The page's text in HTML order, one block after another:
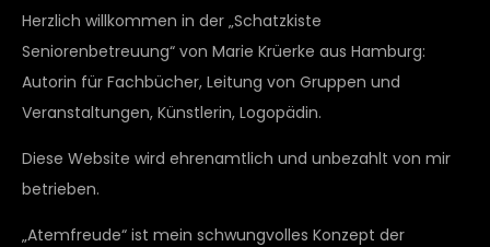
Herzlich willkommen in der „Schatzkiste
Seniorenbetreuung“ von Marie Krüerke aus Hamburg:
Autorin für Fachbücher, Leitung von Gruppen und
Veranstaltungen, Künstlerin, Logopädin.
Diese Website wird ehrenamtlich und unbezahlt von mir
betrieben.
„Atemfreude“ ist mein schwungvolles Konzept der